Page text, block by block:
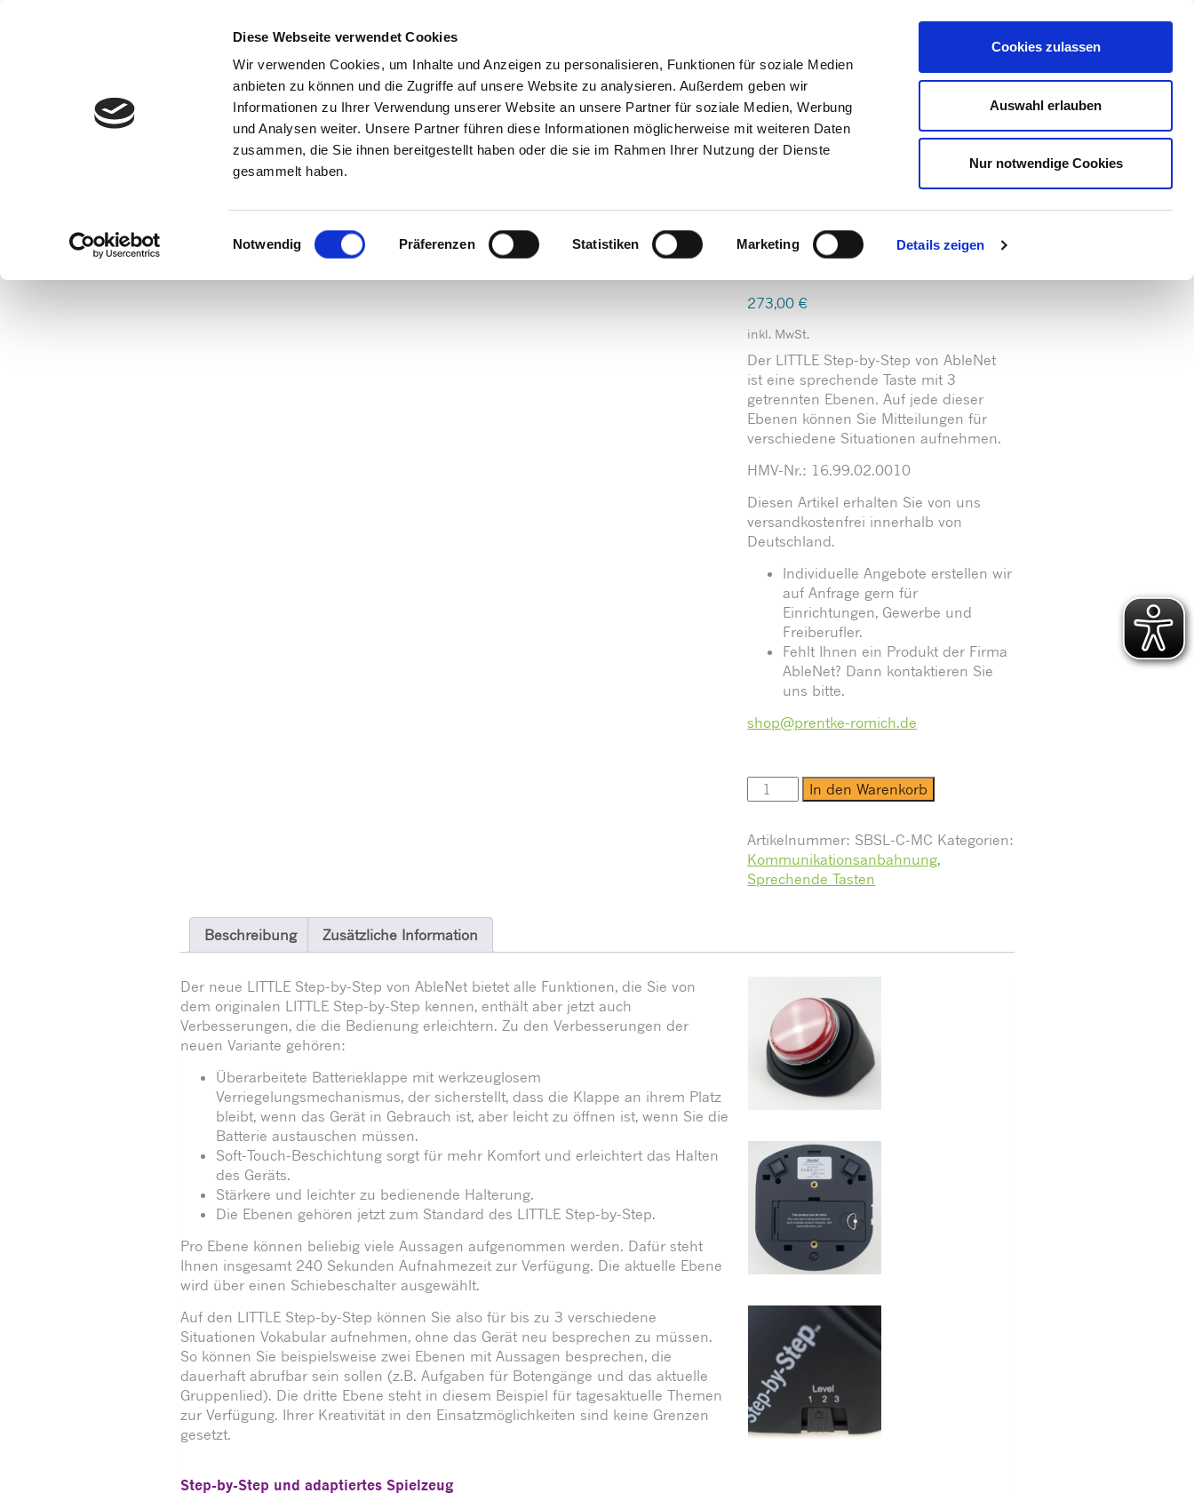
Diese Webseite verwendet Cookies
Wir verwenden Cookies, um Inhalte und Anzeigen zu personalisieren, Funktionen für soziale Medien
anbieten zu können und die Zugriffe auf unsere Website zu analysieren. Außerdem geben wir
Informationen zu Ihrer Verwendung unserer Website an unsere Partner für soziale Medien, Werbung
und Analysen weiter. Unsere Partner führen diese Informationen möglicherweise mit weiteren Daten
zusammen, die Sie ihnen bereitgestellt haben oder die sie im Rahmen Ihrer Nutzung der Dienste
gesammelt haben.
Einwilligungsauswahl
Notwendig Präferenzen Statistiken Marketing Details zeigen
Cookies zulassen
Auswahl erlauben
Nur notwendige Cookies
Afont
AReset
font
size.
AIncrease
font
size.
Produkte/Shop Downloads Service Praxistipps Gute Gründe Über uns
LITTLE Step-by-Step
273,00€
inkl. MwSt.
Der LITTLE Step-by-Step von AbleNet
ist eine sprechende Taste mit 3
getrennten Ebenen. Auf jede dieser
Ebenen können Sie Mitteilungen für
verschiedene Situationen aufnehmen.
HMV-Nr.: 16.99.02.0010
Diesen Artikel erhalten Sie von uns
versandkostenfrei innerhalb von
Deutschland.
Individuelle Angebote erstellen wir
auf Anfrage gern für
Einrichtungen, Gewerbe und
Freiberufler.
Fehlt Ihnen ein Produkt der Firma
AbleNet? Dann kontaktieren Sie
uns bitte.
shop@prentke-romich.de
In den Warenkorb
Artikelnummer: SBSL-C-MC Kategorien:
Kommunikationsanbahnung,
Sprechende Tasten
Beschreibung Zusätzliche Information
Der neue LITTLE Step-by-Step von AbleNet bietet alle Funktionen, die Sie von
dem originalen LITTLE Step-by-Step kennen, enthält aber jetzt auch
Verbesserungen, die die Bedienung erleichtern. Zu den Verbesserungen der
neuen Variante gehören:
Überarbeitete Batterieklappe mit werkzeuglosem
Verriegelungsmechanismus, der sicherstellt, dass die Klappe an ihrem Platz
bleibt, wenn das Gerät in Gebrauch ist, aber leicht zu öffnen ist, wenn Sie die
Batterie austauschen müssen.
Soft-Touch-Beschichtung sorgt für mehr Komfort und erleichtert das Halten
des Geräts.
Stärkere und leichter zu bedienende Halterung.
Die Ebenen gehören jetzt zum Standard des LITTLE Step-by-Step.
Pro Ebene können beliebig viele Aussagen aufgenommen werden. Dafür steht
Ihnen insgesamt 240 Sekunden Aufnahmezeit zur Verfügung. Die aktuelle Ebene
wird über einen Schiebeschalter ausgewählt.
Auf den LITTLE Step-by-Step können Sie also für bis zu 3 verschiedene
Situationen Vokabular aufnehmen, ohne das Gerät neu besprechen zu müssen.
So können Sie beispielsweise zwei Ebenen mit Aussagen besprechen, die
dauerhaft abrufbar sein sollen (z.B. Aufgaben für Botengänge und das aktuelle
Gruppenlied). Die dritte Ebene steht in diesem Beispiel für tagesaktuelle Themen
zur Verfügung. Ihrer Kreativität in den Einsatzmöglichkeiten sind keine Grenzen
gesetzt.
Step-by-Step und adaptiertes Spielzeug